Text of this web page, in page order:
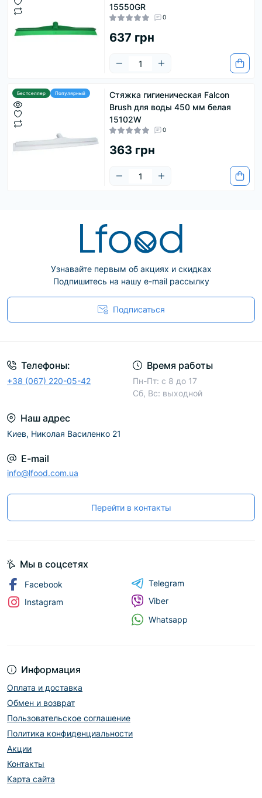
15550GR
0
637 грн
Бестселлер Популярный
Стяжка гигиеническая Falcon
Brush для воды 450 мм белая
15102W
0
363 грн
Узнавайте первым об акциях и скидках
Подпишитесь на нашу e-mail рассылку
Подписаться
Телефоны:
+38 (067) 220-05-42
Время работы
Пн-Пт: с 8 до 17
Сб, Вс: выходной
Наш адрес
Киев, Николая Василенко 21
E-mail
info@lfood.com.ua
Перейти в контакты
Информация
Оплата и доставка
Обмен и возврат
Пользовательское соглашение
Политика конфиденциальности
Акции
Контакты
Карта сайта
Мы в соцсетях
Facebook
Instagram
Telegram
Viber
Whatsapp